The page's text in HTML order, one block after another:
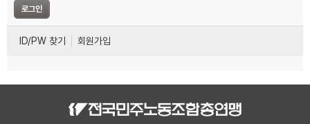
ID/PW 찾기 회원가입